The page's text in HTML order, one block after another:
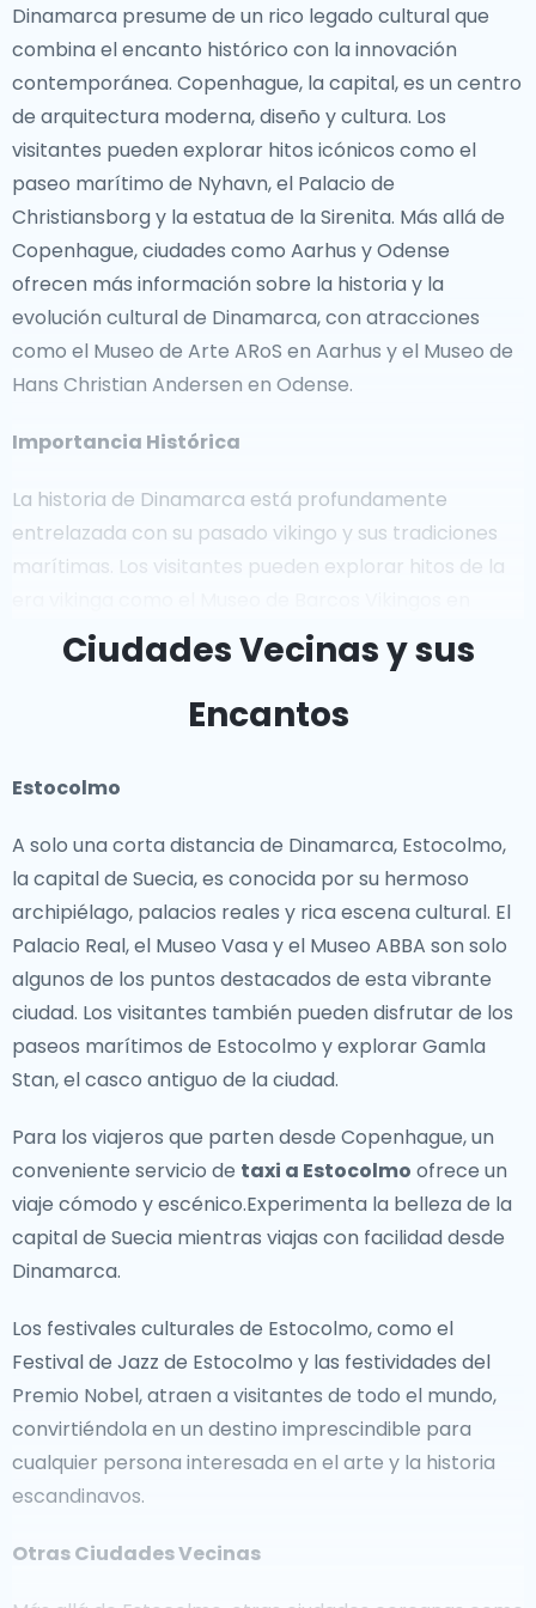
Dinamarca presume de un rico legado cultural que
combina el encanto histórico con la innovación
contemporánea. Copenhague, la capital, es un centro
de arquitectura moderna, diseño y cultura. Los
visitantes pueden explorar hitos icónicos como el
paseo marítimo de Nyhavn, el Palacio de
Christiansborg y la estatua de la Sirenita. Más allá de
Copenhague, ciudades como Aarhus y Odense
ofrecen más información sobre la historia y la
evolución cultural de Dinamarca, con atracciones
como el Museo de Arte ARoS en Aarhus y el Museo de
Hans Christian Andersen en Odense.
Importancia Histórica
La historia de Dinamarca está profundamente
entrelazada con su pasado vikingo y sus tradiciones
marítimas. Los visitantes pueden explorar hitos de la
Roskilde o la antigua fortaleza de Trelleborg.La historia
real de Dinamarca también es prominente, con
castillos como el Castillo de Kronborg (el escenario de
*Hamlet* de Shakespeare) y el Castillo de
país. En todo el país, las ciudades históricas y la
arquitectura bien conservada reflejan la evolución de
Dinamarca desde la Edad Media hasta la era
moderna.
Lugares icónicos
Desde las calles cosmopolitas de Copenhague hasta
las pintorescas regiones costeras de Jutlandia,
Dinamarca está llena de lugares icónicos. Los
Jardines de Tivoli, pasear por las históricas calles del
Barrio Latino o admirar la maravilla arquitectónica de
la Ópera de Copenhague. Para aquellos que buscan
belleza natural, la costa de Dinamarca ofrece vistas
impresionantes, con los acantilados blancos de Møns
Klint y las playas de arena de Skagen como destinos
populares.
Fuera de los caminos trillados
Para los viajeros que buscan escapar de las
multitudes, Dinamarca ofrece muchas joyas
Báltico, es conocida por sus iglesias medievales,
escena gastronómica artesanal y rutas escénicas en
Ciudades Vecinas y sus
Encantos
Estocolmo
A solo una corta distancia de Dinamarca, Estocolmo,
la capital de Suecia, es conocida por su hermoso
archipiélago, palacios reales y rica escena cultural. El
Palacio Real, el Museo Vasa y el Museo ABBA son solo
algunos de los puntos destacados de esta vibrante
ciudad. Los visitantes también pueden disfrutar de los
paseos marítimos de Estocolmo y explorar Gamla
Stan, el casco antiguo de la ciudad.
Para los viajeros que parten desde Copenhague, un
conveniente servicio de taxi a Estocolmo ofrece un
viaje cómodo y escénico.Experimenta la belleza de la
capital de Suecia mientras viajas con facilidad desde
Dinamarca.
Los festivales culturales de Estocolmo, como el
Festival de Jazz de Estocolmo y las festividades del
Premio Nobel, atraen a visitantes de todo el mundo,
convirtiéndola en un destino imprescindible para
cualquier persona interesada en el arte y la historia
escandinavos.
Otras Ciudades Vecinas